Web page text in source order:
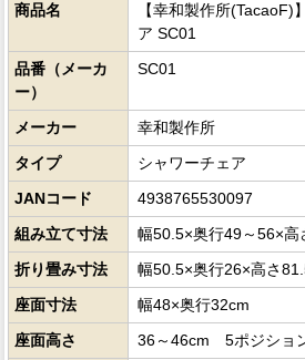
商品名
【幸和製作所(TacaoF)
ア SC01
品番（メーカ
ー）
SC01
メーカー
幸和製作所
タイプ
シャワーチェア
JANコード
4938765530097
組み立て寸法
幅50.5×奥行49～56×高
折り畳み寸法
幅50.5×奥行26×高さ
座面寸法
幅48×奥行32cm
座面高さ
36～46cm 5ポジショ